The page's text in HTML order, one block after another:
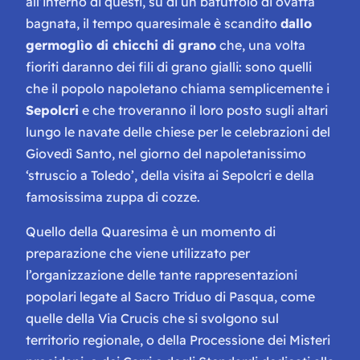
bagnata, il tempo quaresimale è scandito dallo
germoglìo di chicchi di grano che, una volta
fioriti daranno dei fili di grano gialli: sono quelli
che il popolo napoletano chiama semplicemente i
Sepolcri e che troveranno il loro posto sugli altari
lungo le navate delle chiese per le celebrazioni del
Giovedì Santo, nel giorno del napoletanissimo
‘struscio a Toledo’, della visita ai Sepolcri e della
famosissima zuppa di cozze.
Quello della Quaresima è un momento di
preparazione che viene utilizzato per
l’organizzazione delle tante rappresentazioni
popolari legate al Sacro Triduo di Pasqua, come
quelle della Via Crucis che si svolgono sul
territorio regionale, o della Processione dei Misteri